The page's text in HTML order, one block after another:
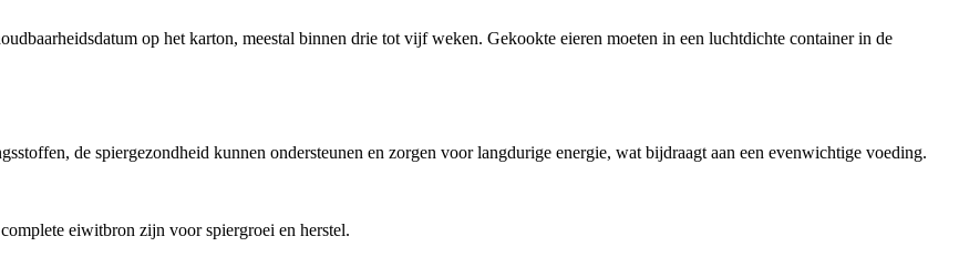
op het karton, meestal binnen drie tot vijf weken. Gekookte eieren moeten in een luchtdichte container in de
de spiergezondheid kunnen ondersteunen en zorgen voor langdurige energie, wat bijdraagt aan een evenwichtige voeding.
eiwitbron zijn voor spiergroei en herstel.